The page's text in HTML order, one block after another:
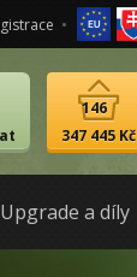
347 445 Kč
146
Upgrade a díly